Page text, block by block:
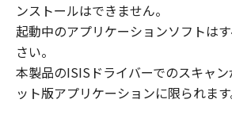
ンストールはできません。
起動中のアプリケーションソフトは
さい。
本製品のISISドライバーでのスキャ
ット版アプリケーションに限られます